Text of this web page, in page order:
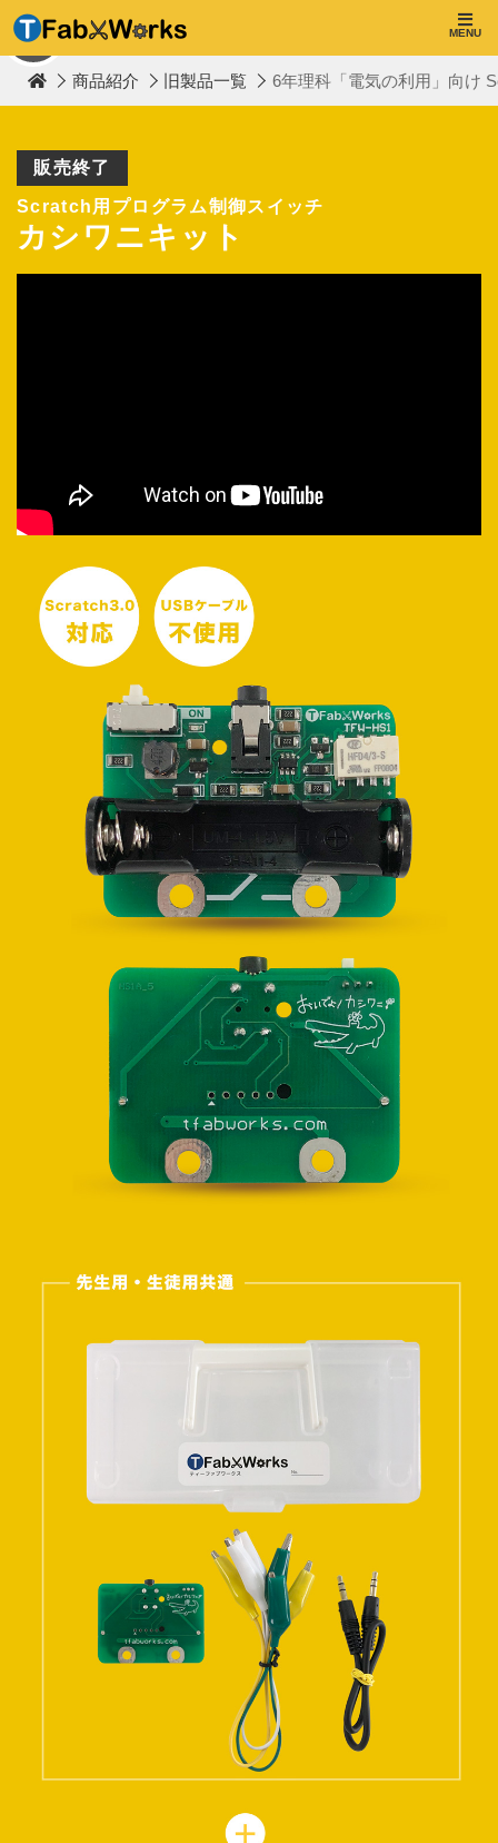
TOP
a
b
W
o
MENU
商品紹介 旧製品一覧 6年理科「電気の利用」向け
販売終了
Scratch用プログラム制御スイッチ
カシワニキット